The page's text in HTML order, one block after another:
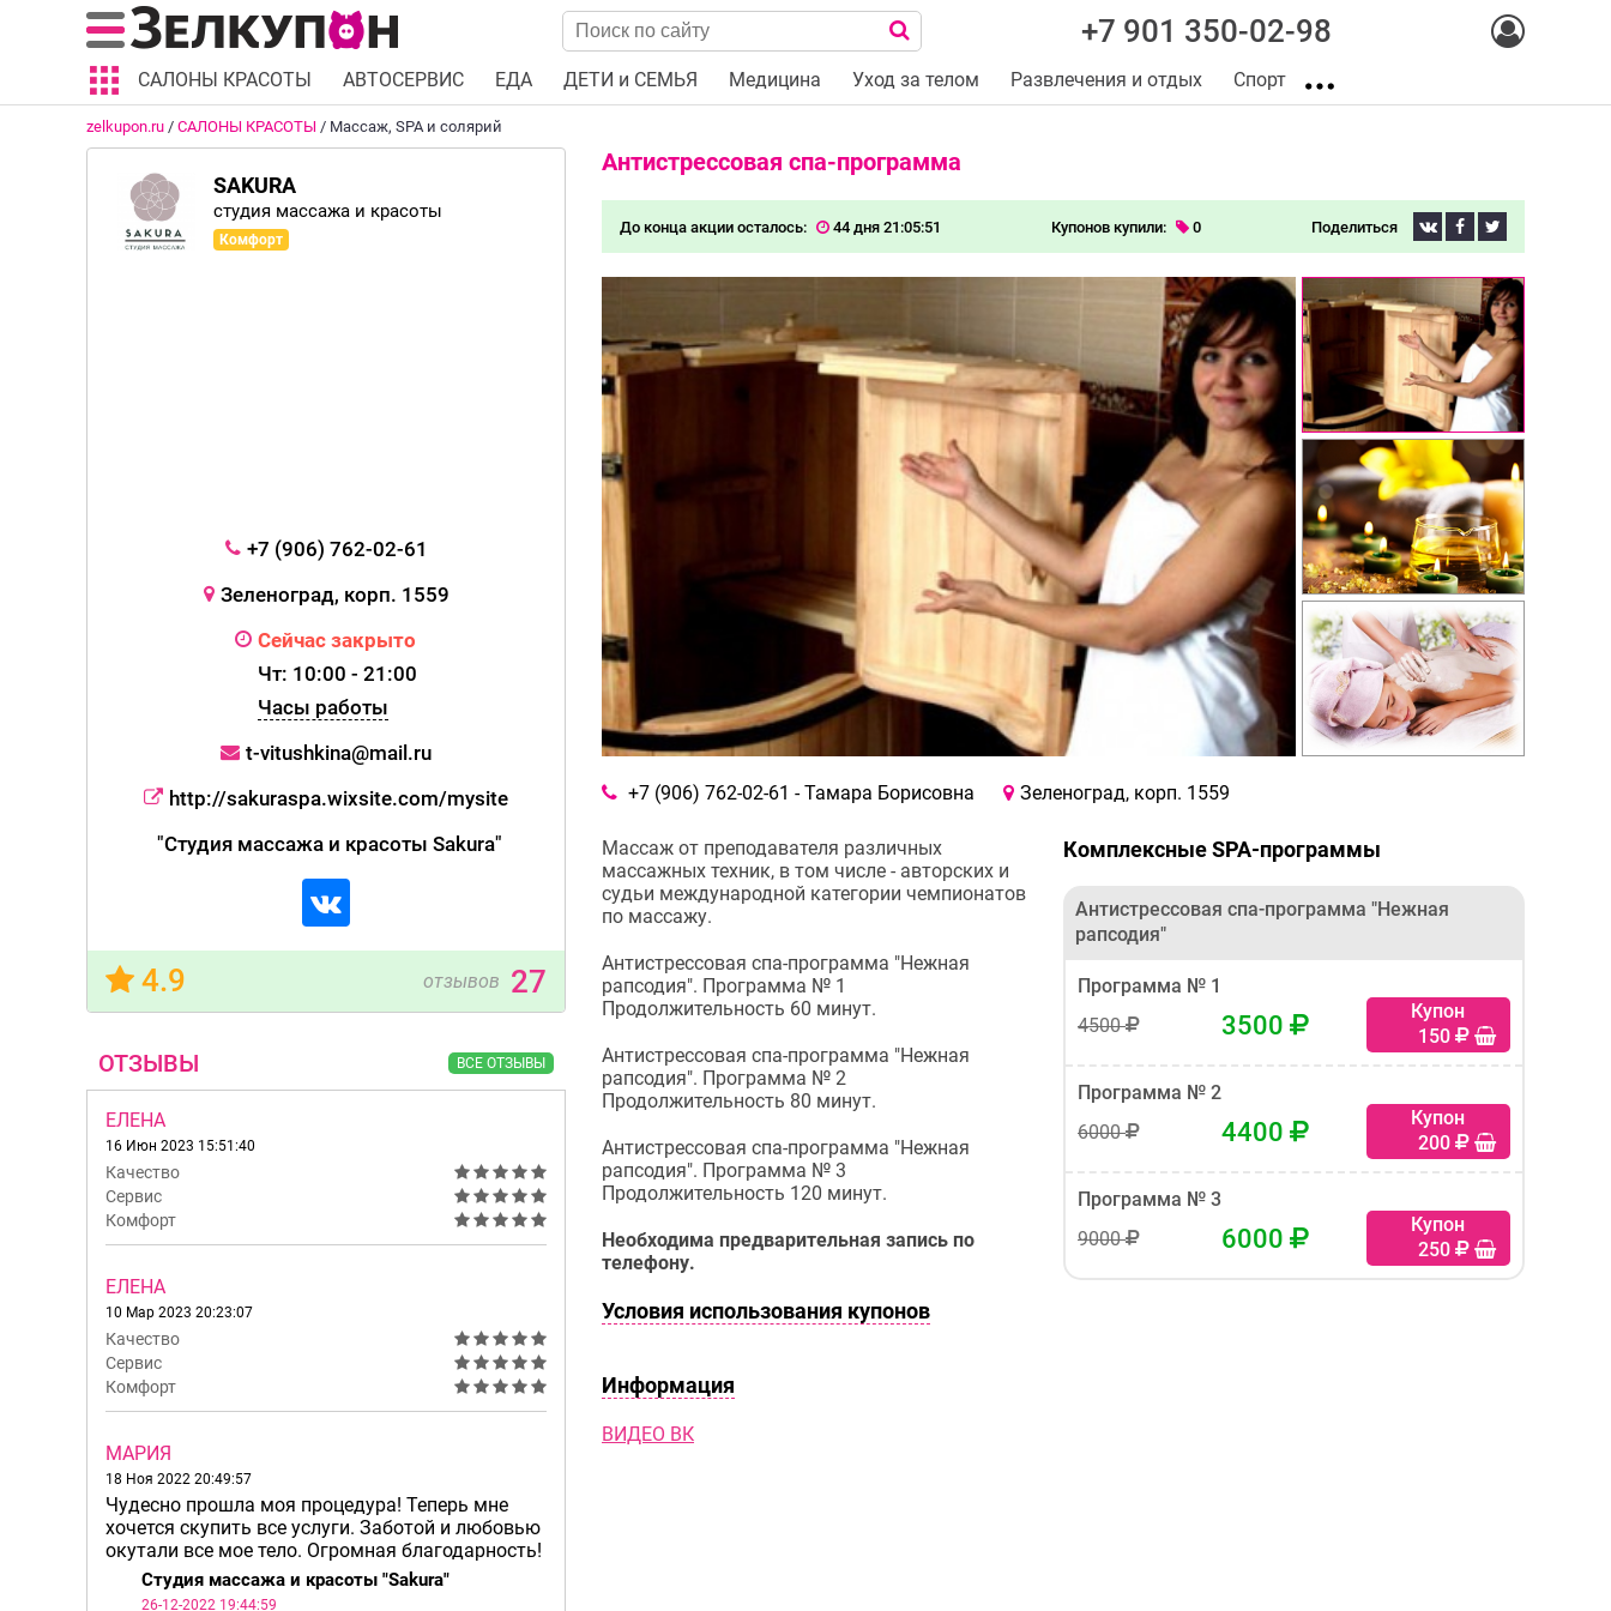
+7 901 350-02-98
САЛОНЫ КРАСОТЫ АВТОСЕРВИС ЕДА ДЕТИ и СЕМЬЯ Медицина Уход за телом Развлечения и отдых Спорт
zelkupon.ru / САЛОНЫ КРАСОТЫ / Массаж, SPA и солярий
SAKURA
студия массажа и красоты
Комфорт
+7 (906) 762-02-61
Зеленоград, корп. 1559
Сейчас закрыто
Чт: 10:00 - 21:00
Часы работы
t-vitushkina@mail.ru
http://sakuraspa.wixsite.com/mysite
"Студия массажа и красоты Sakura"
4.9 отзывов 27
ОТЗЫВЫ ВСЕ ОТЗЫВЫ
ЕЛЕНА
16 Июн 2023 15:51:40
Качество
Сервис
Комфорт
ЕЛЕНА
10 Мар 2023 20:23:07
Качество
Сервис
Комфорт
МАРИЯ
18 Ноя 2022 20:49:57
Чудесно прошла моя процедура! Теперь мне
хочется скупить все услуги. Заботой и любовью
окутали все мое тело. Огромная благодарность!
Студия массажа и красоты "Sakura"
26-12-2022 19:44:59
Антистрессовая спа-программа
До конца акции осталось: 44 дня 21:05:51 Купонов купили: 0 Поделиться
+7 (906) 762-02-61 - Тамара Борисовна Зеленоград, корп. 1559
Массаж от преподавателя различных
массажных техник, в том числе - авторских и
судьи международной категории чемпионатов
по массажу.
Антистрессовая спа-программа "Нежная
рапсодия". Программа № 1
Продолжительность 60 минут.
Антистрессовая спа-программа "Нежная
рапсодия". Программа № 2
Продолжительность 80 минут.
Антистрессовая спа-программа "Нежная
рапсодия". Программа № 3
Продолжительность 120 минут.
Необходима предварительная запись по
телефону.
Условия использования купонов
Информация
ВИДЕО ВК
Комплексные SPA-программы
Антистрессовая спа-программа "Нежная
рапсодия"
Программа № 1
4500
3500
Купон
150
Программа № 2
6000
4400
Купон
200
Программа № 3
9000
6000
Купон
250